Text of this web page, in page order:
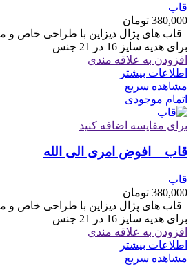
قاب
380,000 تومان
قاب های پژال دیزاین با طراحی خاص و
برای هدیه سایز 16 در 21 جنس
افزودن به علاقه مندی
اطلاعات بیشتر
مشاهده سریع
اتمام موجودی
برای مقایسه اضافه کنید
قاب _ افوض امری الی الله
قاب
380,000 تومان
قاب های پژال دیزاین با طراحی خاص و
برای هدیه سایز 16 در 21 جنس
افزودن به علاقه مندی
اطلاعات بیشتر
مشاهده سریع